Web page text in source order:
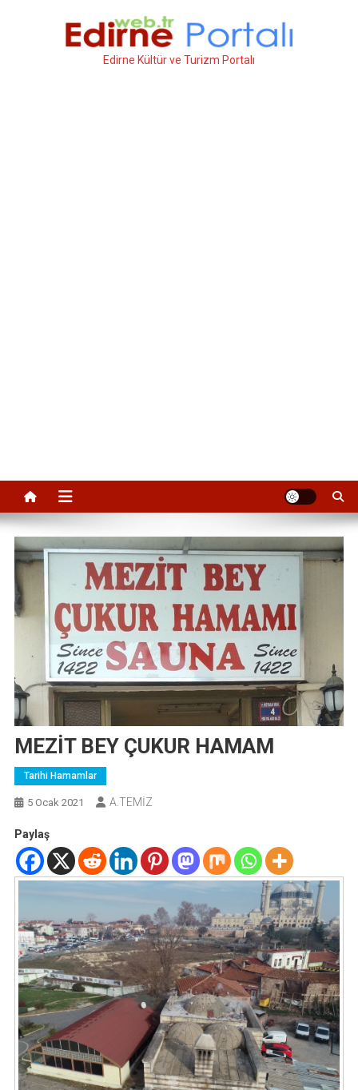
Edirne Kültür ve Turizm Portalı
MEZİT BEY ÇUKUR HAMAM
Tarihi Hamamlar
5 Ocak 2021 A.TEMİZ
Paylaş